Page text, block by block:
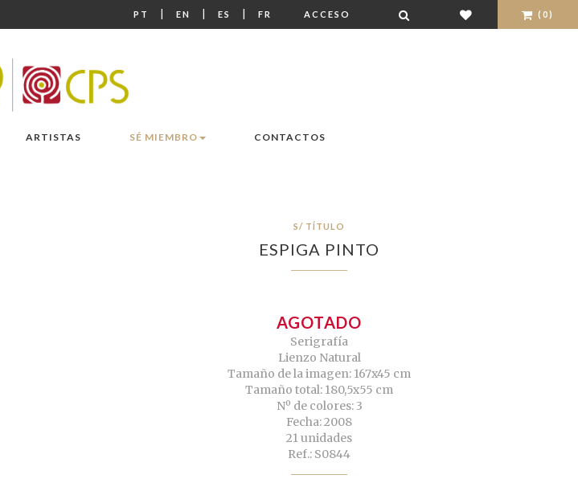
PT | EN | ES | FR ACCESO (0)
ARTISTAS SÉ MIEMBRO CONTACTOS
S/ TÍTULO
ESPIGA PINTO
AGOTADO
Serigrafía
Lienzo Natural
Tamaño de la imagen: 167x45 cm
Tamaño total: 180,5x55 cm
Nº de colores: 3
Fecha: 2008
21 unidades
Ref.: S0844